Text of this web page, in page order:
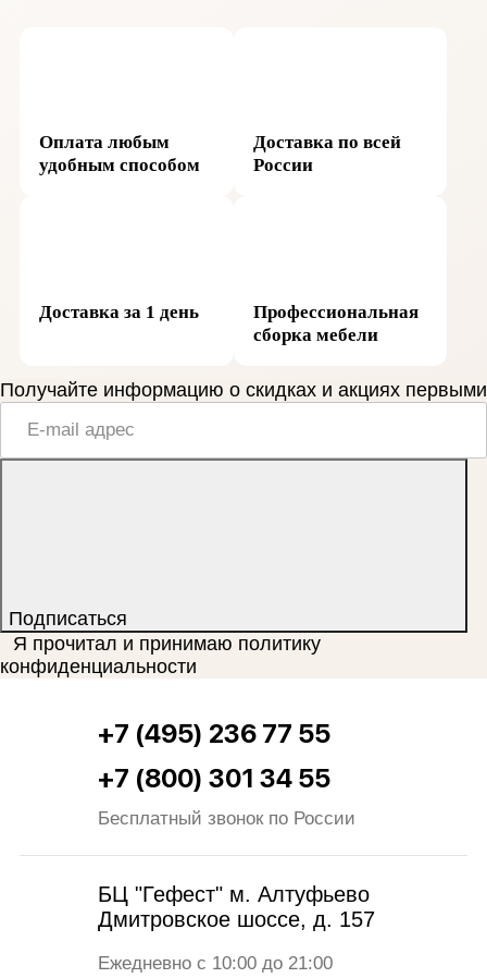
Оплата любым
удобным способом
Доставка по всей
России
Доставка за 1 день
Профессиональная
сборка мебели
Получайте информацию о скидках и акциях первыми
Подписаться
Я прочитал и принимаю политику
конфиденциальности
+7 (495) 236 77 55
+7 (800) 301 34 55
Бесплатный звонок по России
БЦ "Гефест" м. Алтуфьево
Дмитровское шоссе, д. 157
Ежедневно с 10:00 до 21:00